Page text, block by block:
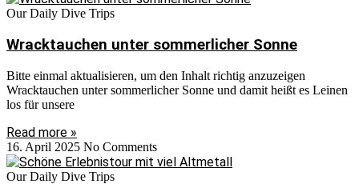
Our Daily Dive Trips
Wracktauchen unter sommerlicher Sonne
Bitte einmal aktualisieren, um den Inhalt richtig anzuzeigen
Wracktauchen unter sommerlicher Sonne und damit heißt es Leinen
los für unsere
Read more »
16. April 2025 No Comments
Our Daily Dive Trips